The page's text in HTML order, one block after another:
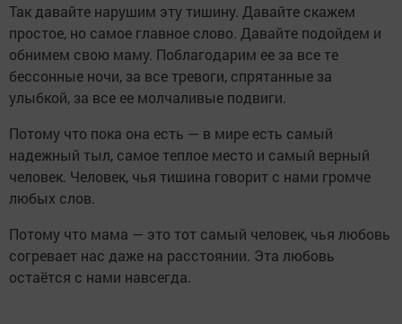
Так давайте нарушим эту тишину. Давайте скажем
простое, но самое главное слово. Давайте подойдем и
обнимем свою маму. Поблагодарим ее за все те
бессонные ночи, за все тревоги, спрятанные за
улыбкой, за все ее молчаливые подвиги.
Потому что пока она есть — в мире есть самый
надежный тыл, самое теплое место и самый верный
человек. Человек, чья тишина говорит с нами громче
любых слов.
Потому что мама — это тот самый человек, чья любовь
согревает нас даже на расстоянии. Эта любовь
остаётся с нами навсегда.